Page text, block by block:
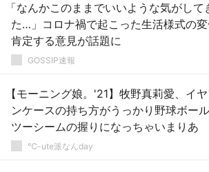
「なんかこのままでいいような気がして
た…」コロナ禍で起こった生活様式の
肯定する意見が話題に
GOSSIP速報
【モーニング娘。'21】牧野真莉愛、イ
ンケースの持ち方がうっかり野球ボー
ツーシームの握りになっちゃいまりあ
℃-ute派なんday